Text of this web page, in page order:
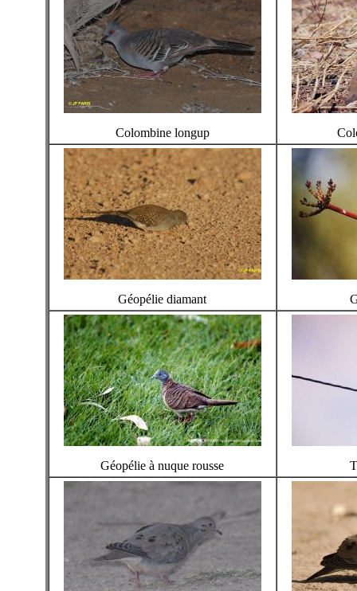
Colombine longup
Géopélie diamant
Géopélie à nuque rousse